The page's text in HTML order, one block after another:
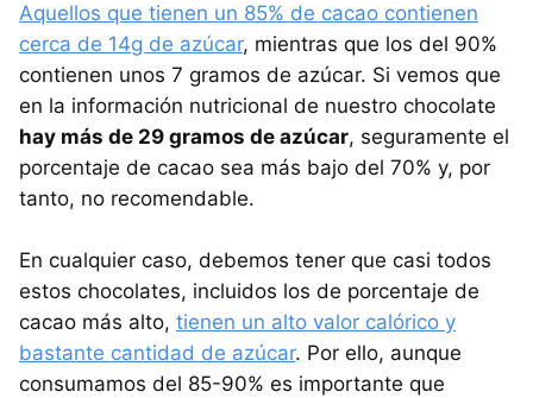
Aquellos que tienen un 85% de cacao contienen
cerca de 14g de azúcar, mientras que los del 90%
contienen unos 7 gramos de azúcar. Si vemos que
en la información nutricional de nuestro chocolate
hay más de 29 gramos de azúcar, seguramente el
porcentaje de cacao sea más bajo del 70% y, por
tanto, no recomendable.
En cualquier caso, debemos tener que casi todos
estos chocolates, incluidos los de porcentaje de
cacao más alto, tienen un alto valor calórico y
bastante cantidad de azúcar. Por ello, aunque
consumamos del 85-90% es importante que